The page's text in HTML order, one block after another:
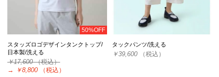
50%OFF
スタッズロゴデザインタンクトップ/
日本製/洗える
￥17,600（税込）
→
￥8,800 （税込）
タックパンツ/洗える
￥39,600 （税込）